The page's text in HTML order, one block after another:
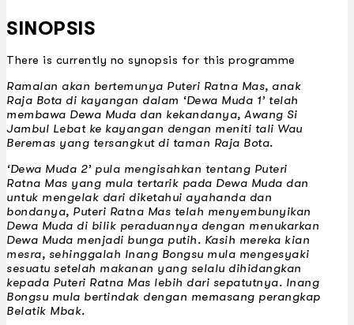
SINOPSIS
There is currently no synopsis for this programme
Ramalan akan bertemunya Puteri Ratna Mas, anak
Raja Bota di kayangan dalam ‘Dewa Muda 1’ telah
membawa Dewa Muda dan kekandanya, Awang Si
Jambul Lebat ke kayangan dengan meniti tali Wau
Beremas yang tersangkut di taman Raja Bota.
‘Dewa Muda 2’ pula mengisahkan tentang Puteri
Ratna Mas yang mula tertarik pada Dewa Muda dan
untuk mengelak dari diketahui ayahanda dan
bondanya, Puteri Ratna Mas telah menyembunyikan
Dewa Muda di bilik peraduannya dengan menukarkan
Dewa Muda menjadi bunga putih. Kasih mereka kian
mesra, sehinggalah Inang Bongsu mula mengesyaki
sesuatu setelah makanan yang selalu dihidangkan
kepada Puteri Ratna Mas lebih dari sepatutnya. Inang
Bongsu mula bertindak dengan memasang perangkap
Belatik Mbak.